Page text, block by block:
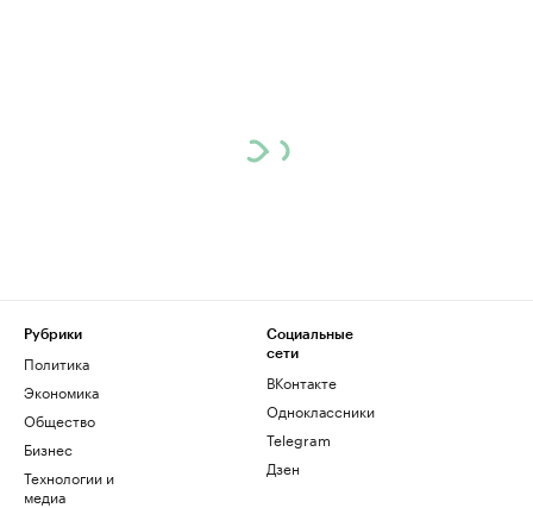
Рубрики
Политика
Экономика
Общество
Бизнес
Технологии и
медиа
Социальные
сети
ВКонтакте
Одноклассники
Telegram
Дзен